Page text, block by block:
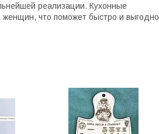
реализации. Кухонные
что поможет быстро и выгодно